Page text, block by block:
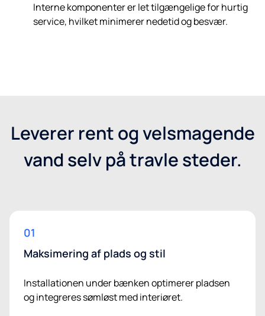
Interne komponenter er let tilgængelige for hurtig
service, hvilket minimerer nedetid og besvær.
Leverer rent og velsmagende
vand selv på travle steder.
01
Maksimering af plads og stil
Installationen under bænken optimerer pladsen
og integreres sømløst med interiøret.